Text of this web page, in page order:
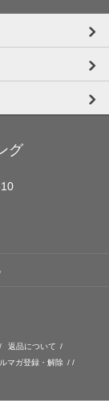
グ
/ 返品について /
ルマガ登録・解除 / /